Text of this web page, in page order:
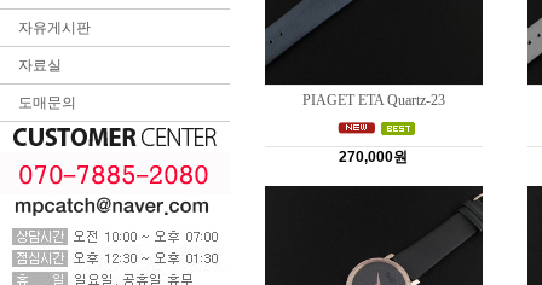
자유게시판
자료실
도매문의 PIAGET ETA Quartz-23
270,000원